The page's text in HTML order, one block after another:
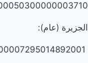
الجزيرة (عام):